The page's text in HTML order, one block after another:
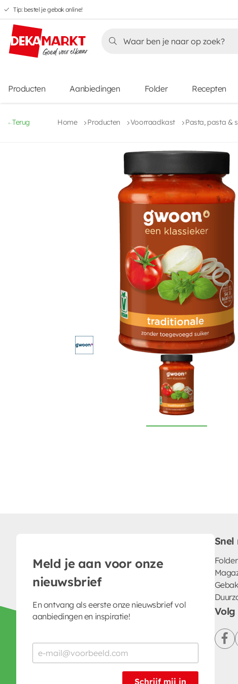
Overslaan
naar
hoofdnavigatie
Overslaan
naar
hoofdinhoud
Overslaan
naar
voettekstinhoud
Overslaan
naar
aanbiedingen
Tip: bestel je gebak online!
Producten Aanbiedingen Folder Recepten
Terug Home Producten Voorraadkast Pasta, pasta &
Meld je aan voor onze
nieuwsbrief
En ontvang als eerste onze nieuwsbrief vol
aanbiedingen en inspiratie!
Schrijf mij in
Snel
Folder
Volg